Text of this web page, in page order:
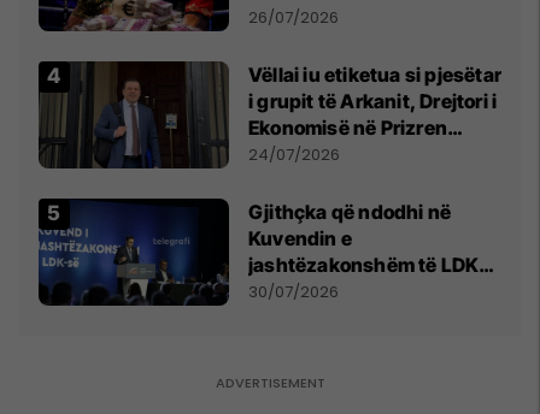
e Prenga
26/07/2026
Vëllai iu etiketua si pjesëtar
i grupit të Arkanit, Drejtori i
Ekonomisë në Prizren
mohon pretendimet
24/07/2026
Gjithçka që ndodhi në
Kuvendin e
jashtëzakonshëm të LDK-
së
30/07/2026